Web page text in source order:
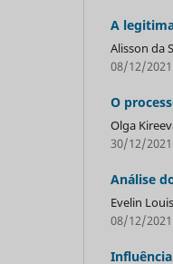
A
Alisson da
08/12/2021
O
Olga
30/12/2021
Análise
Evelin
08/12/2021